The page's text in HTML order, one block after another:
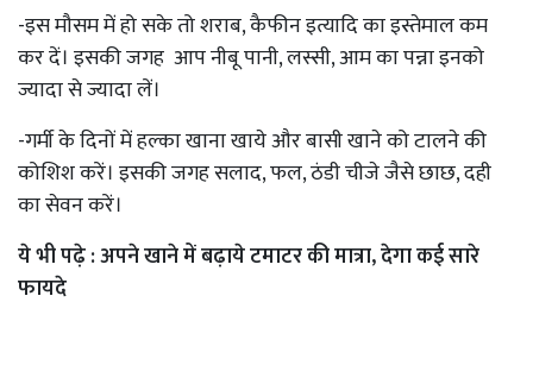
-इस मौसम में हो सके तो शराब, कैफीन इत्यादि का इस्तेमाल कम
कर दें। इसकी जगह आप नीबू पानी, लस्सी, आम का पन्ना इनको
ज्यादा से ज्यादा लें।
-गर्मी के दिनों में हल्का खाना खाये और बासी खाने को टालने की
कोशिश करें। इसकी जगह सलाद, फल, ठंडी चीजे जैसे छाछ, दही
का सेवन करें।
ये भी पढ़े :अपने खाने में बढ़ाये टमाटर की मात्रा, देगा कई सारे
फायदे